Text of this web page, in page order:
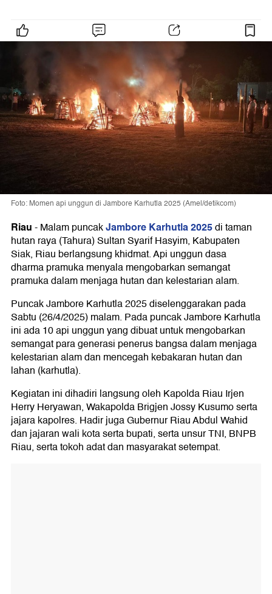
Foto: Momen api unggun di Jambore Karhutla 2025 (Amel/detikcom)
Riau-Malam puncakJambore Karhutla 2025di taman
hutan raya (Tahura) Sultan Syarif Hasyim, Kabupaten
Siak, Riau berlangsung khidmat. Api unggun dasa
dharma pramuka menyala mengobarkan semangat
pramuka dalam menjaga hutan dan kelestarian alam.
Puncak Jambore Karhutla 2025 diselenggarakan pada
Sabtu (26/4/2025) malam. Pada puncak Jambore Karhutla
ini ada 10 api unggun yang dibuat untuk mengobarkan
semangat para generasi penerus bangsa dalam menjaga
kelestarian alam dan mencegah kebakaran hutan dan
lahan (karhutla).
Kegiatan ini dihadiri langsung oleh Kapolda Riau Irjen
Herry Heryawan, Wakapolda Brigjen Jossy Kusumo serta
jajara kapolres. Hadir juga Gubernur Riau Abdul Wahid
dan jajaran wali kota serta bupati, serta unsur TNI, BNPB
Riau, serta tokoh adat dan masyarakat setempat.